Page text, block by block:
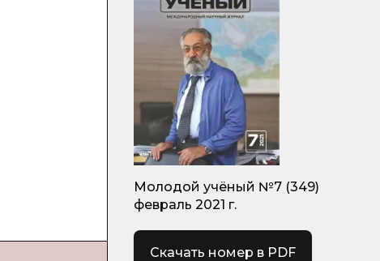
Молодой учёный №7 (349)
февраль 2021 г.
Скачать номер в PDF